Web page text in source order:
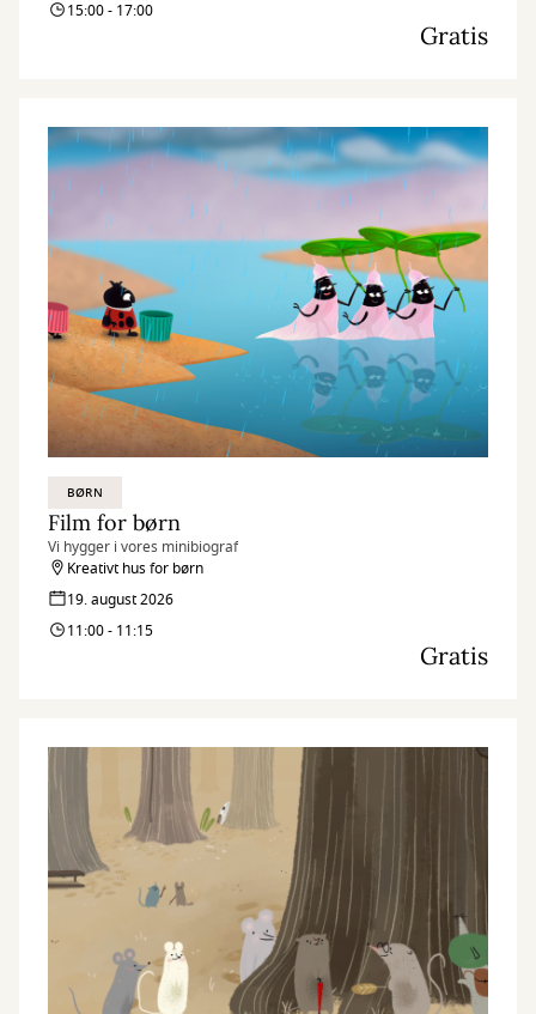
15:00 - 17:00
Gratis
BØRN
Film for børn
Vi hygger i vores minibiograf
Kreativt hus for børn
19. august 2026
11:00 - 11:15
Gratis